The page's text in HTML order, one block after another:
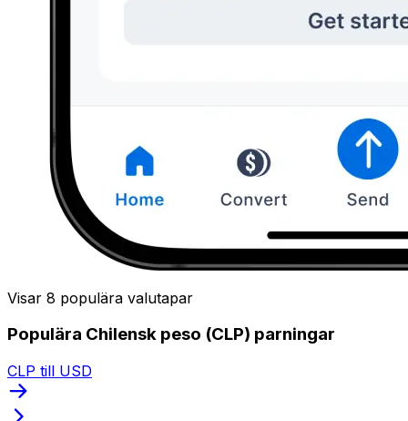
Visar 8 populära valutapar
Populära Chilensk peso (CLP) parningar
CLP till USD